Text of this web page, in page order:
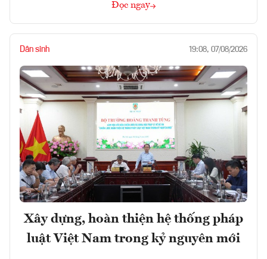
Đọc ngay
Dân sinh 19:08, 07/08/2026
Xây dựng, hoàn thiện hệ thống pháp
luật Việt Nam trong kỷ nguyên mới